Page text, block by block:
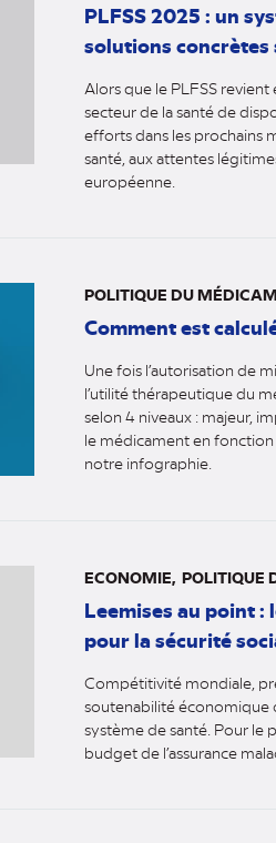
PLFSS 2025 : un
solutions concrètes
Alors que le PLFSS
secteur de la santé de
efforts dans les prochains
santé, aux attentes
européenne.
POLITIQUE DU
Comment est
Une fois l’autorisation de
l’utilité thérapeutique du
selon 4 niveaux : majeur,
le médicament en
notre infographie.
ECONOMIE POLITIQUE
Leemises au point :
pour la sécurité
Compétitivité mondiale,
soutenabilité économique
système de santé. Pour le
budget de l’assurance